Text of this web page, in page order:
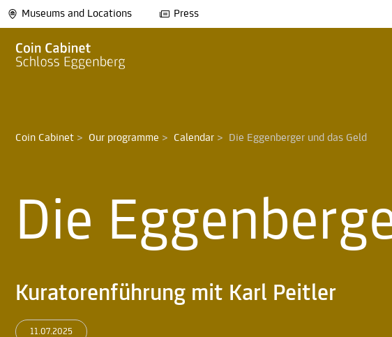
Museums and Locations Press
Coin Cabinet > Our programme > Calendar > Die Eggenberger und das Geld
Die
Kuratorenführung mit Karl Peitler
11.07.2025